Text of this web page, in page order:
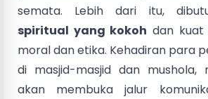
semata. Lebih dari itu,
spiritual yang kokoh dan kuat
moral dan etika. Kehadiran para
di masjid-masjid dan mushola,
akan membuka jalur